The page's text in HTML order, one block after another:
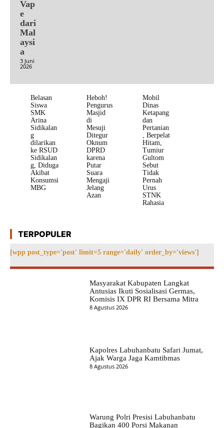
Vap
e
dari
Mal
aysi
a
3 Juni
2026
Belasan
Siswa
SMK
Arina
Sidikalan
g
dilarikan
ke RSUD
Sidikalan
g, Diduga
Akibat
Konsumsi
MBG
Heboh!
Pengurus
Masjid
di
Mesuji
Ditegur
Oknum
DPRD
karena
Putar
Suara
Mengaji
Jelang
Azan
Mobil
Dinas
Ketapang
dan
Pertanian
, Berpelat
Hitam,
Tumiur
Gultom
Sebut
Tidak
Pernah
Urus
STNK
Rahasia
TERPOPULER
[wpp post_type='post' limit=5 range='daily' order_by='views']
Masyarakat Kabupaten Langkat
Antusias Ikuti Sosialisasi Germas,
Komisis IX DPR RI Bersama Mitra
8 Agustus 2026
Kapolres Labuhanbatu Safari Jumat,
Ajak Warga Jaga Kamtibmas
8 Agustus 2026
Warung Polri Presisi Labuhanbatu
Bagikan 400 Porsi Makanan